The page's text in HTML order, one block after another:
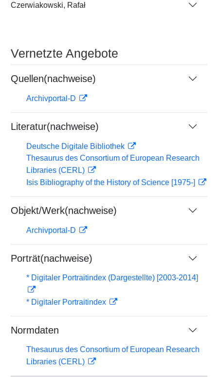
Czerwiakowski, Rafał
Vernetzte Angebote
Quellen(nachweise)
Archivportal-D
Literatur(nachweise)
Deutsche Digitale Bibliothek
Thesaurus des Consortium of European Research
Libraries (CERL)
Isis Bibliography of the History of Science [1975-]
Objekt/Werk(nachweise)
Archivportal-D
Porträt(nachweise)
* Digitaler Portraitindex (Dargestellte) [2003-2014]
* Digitaler Portraitindex
Normdaten
Thesaurus des Consortium of European Research
Libraries (CERL)